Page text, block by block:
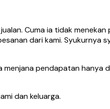
Cuma ia tidak
dari kami. Syukurnya
pendapatan
dan keluarga.